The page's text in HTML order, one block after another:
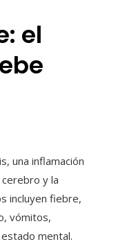
el
una inflamación
y la
incluyen fiebre,
vómitos,
mental.